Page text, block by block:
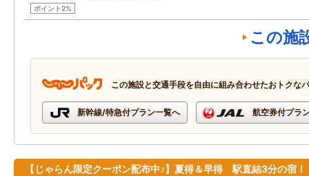
ポイント2%
この施
この施設と交通手段を自由に組み合わせたおトクな
新幹線/特急付プラン一覧へ 航空券付プラ
【じゃらん限定クーポン配布中♪】夏得＆早得 駅直結3分の宿！